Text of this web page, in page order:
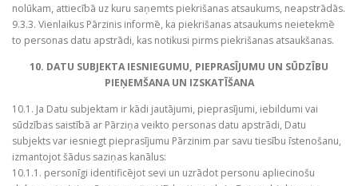
nolūkam, attiecībā uz kuru saņemts piekrišanas atsaukums, neapstrādās.
9.3.3. Vienlaikus Pārzinis informē, ka piekrišanas atsaukums neietekmē
to personas datu apstrādi, kas notikusi pirms piekrišanas atsaukšanas.
10. DATU SUBJEKTA IESNIEGUMU, PIEPRASĪJUMU UN SŪDZĪBU
PIEŅEMŠANA UN IZSKATĪŠANA
10.1. Ja Datu subjektam ir kādi jautājumi, pieprasījumi, iebildumi vai
sūdzības saistībā ar Pārziņa veikto personas datu apstrādi, Datu
subjekts var iesniegt pieprasījumu Pārzinim par savu tiesību īstenošanu,
izmantojot šādus saziņas kanālus:
10.1.1. personīgi identificējot sevi un uzrādot personu apliecinošu